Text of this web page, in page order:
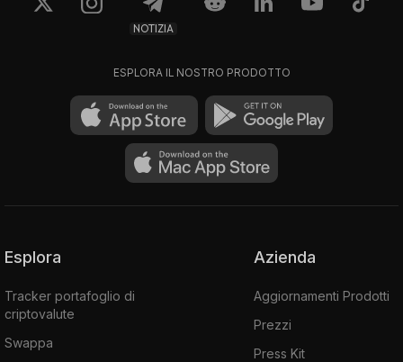
NOTIZIA
ESPLORA IL NOSTRO PRODOTTO
Esplora
Tracker portafoglio di
criptovalute
Swappa
Azienda
Aggiornamenti Prodotti
Prezzi
Press Kit